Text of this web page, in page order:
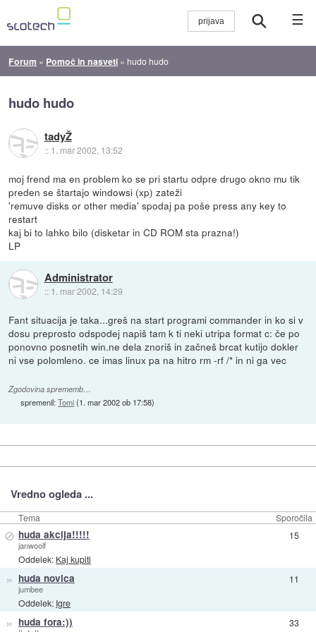
☰
Forum » Pomoč in nasveti » hudo hudo
hudo hudo
tadyŽ
:: 1. mar 2002, 13:52
moj frend ma en problem ko se pri startu odpre drugo okno mu tik
preden se štartajo windowsi (xp) zateži
'remuve disks or other media' spodaj pa poše press any key to
restart
kaj bi to lahko bilo (disketar in CD ROM sta prazna!)
LP
Administrator
:: 1. mar 2002, 14:29
Fant situacija je taka...greš na start programi commander in ko si v
dosu preprosto odspodej napiš tam k ti neki utripa format c: če po
ponovno posnetih win.ne dela znoriš in začneš brcat kutijo dokler
ni vse polomleno. ce imas linux pa na hitro rm -rf /* in ni ga vec
Zgodovina sprememb…
spremenil:Tomi(1. mar 2002 ob 17:58)
Vredno ogleda ...
Tema Sporočila
⊘ huda akcija!!!!!
janwoolf
Oddelek: Kaj kupiti
15
» huda novica
jumbee
Oddelek: Igre
11
» huda fora:)) 33